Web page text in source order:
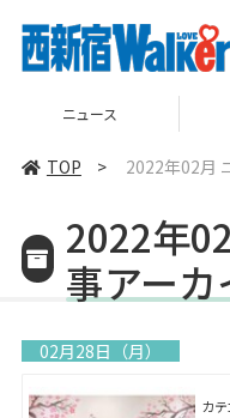
ニュース
TOP > 2022年02月
2022年
事アーカ
02月28日（月）
カテ